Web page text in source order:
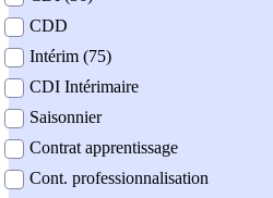
CDD
Intérim (75)
CDI Intérimaire
Saisonnier
Contrat apprentissage
Cont. professionnalisation